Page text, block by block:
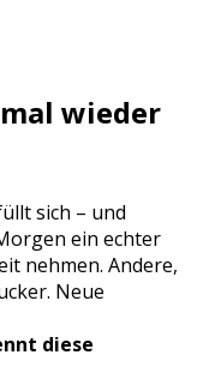
wieder
sich – und
ein echter
nehmen. Andere,
Neue
diese